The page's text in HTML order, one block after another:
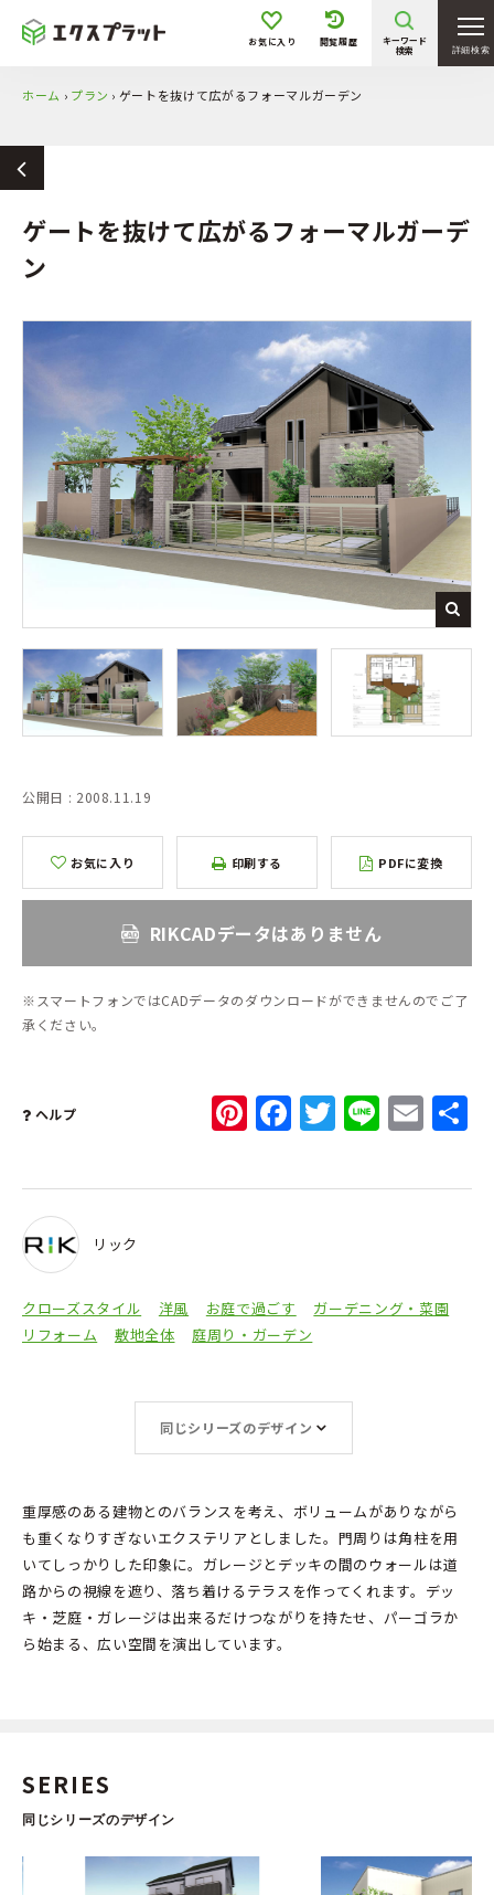
詳細検索
お気に入り 閲覧履歴
キーワード
検索
ホーム › プラン › ゲートを抜けて広がるフォーマルガーデン
ゲートを抜けて広がるフォーマルガーデ
ン
公開日 : 2008.11.19
お気に入り 印刷する PDFに変換
RIKCADデータはありません
※スマートフォンではCADデータのダウンロードができませんのでご了
承ください。
ヘルプ Pinterest
Facebook
Twitter
Line
リック
クローズスタイル 洋風 お庭で過ごす
ガーデニング・菜園
リフォーム
敷地全体 庭周り・ガーデン
同じシリーズのデザイン
重厚感のある建物とのバランスを考え、ボリュームがありながら
も重くなりすぎないエクステリアとしました。門周りは角柱を用
いてしっかりした印象に。ガレージとデッキの間のウォールは道
路からの視線を遮り、落ち着けるテラスを作ってくれます。デッ
キ・芝庭・ガレージは出来るだけつながりを持たせ、パーゴラか
ら始まる、広い空間を演出しています。
SERIES
同じシリーズのデザイン